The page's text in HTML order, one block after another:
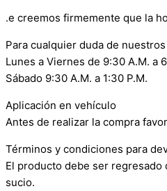
.e creemos firmemente que la
Para cualquier duda de
Lunes a Viernes de 9:30 A.M. a
Sábado 9:30 A.M. a 1:30 P.M.
Aplicación en vehículo
Antes de realizar la compra
Términos y condiciones para
El producto debe ser regresado
sucio.